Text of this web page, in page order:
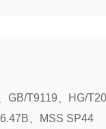
GB/T9119、HG/
、MSS SP44